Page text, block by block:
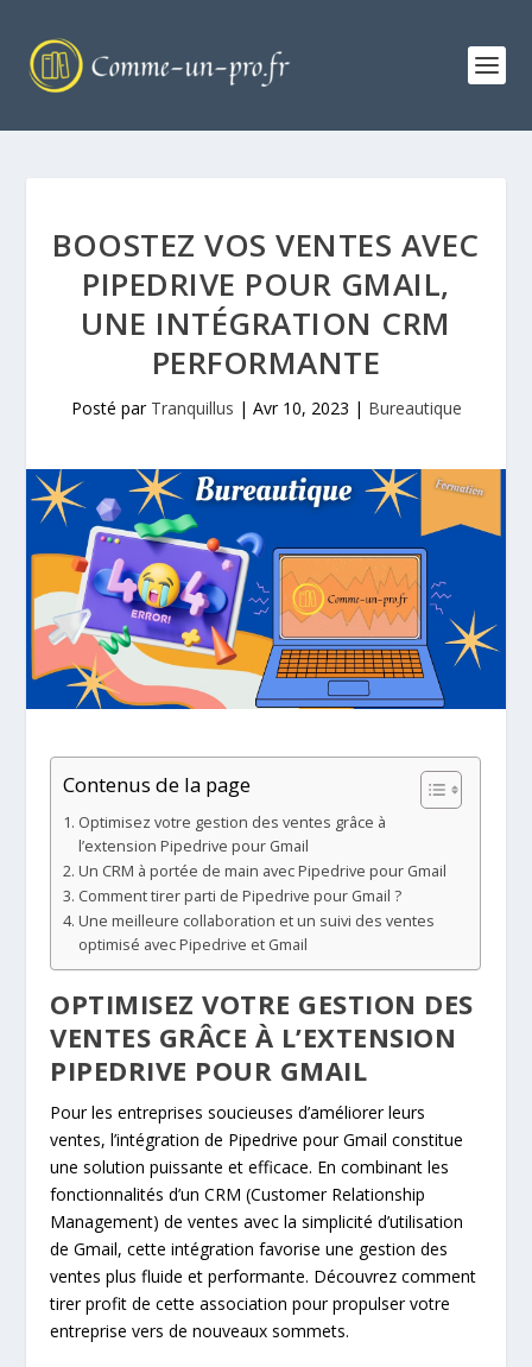
BOOSTEZ VOS VENTES AVEC
PIPEDRIVE POUR GMAIL,
UNE INTÉGRATION CRM
PERFORMANTE
Posté par Tranquillus | Avr 10, 2023 | Bureautique
Contenus de la page
Optimisez votre gestion des ventes grâce à
l’extension Pipedrive pour Gmail
Un CRM à portée de main avec Pipedrive pour Gmail
Comment tirer parti de Pipedrive pour Gmail ?
Une meilleure collaboration et un suivi des ventes
optimisé avec Pipedrive et Gmail
OPTIMISEZ VOTRE GESTION DES
VENTES GRÂCE À L’EXTENSION
PIPEDRIVE POUR GMAIL
Pour les entreprises soucieuses d’améliorer leurs
ventes, l’intégration de Pipedrive pour Gmail constitue
une solution puissante et efficace. En combinant les
fonctionnalités d’un CRM (Customer Relationship
Management) de ventes avec la simplicité d’utilisation
de Gmail, cette intégration favorise une gestion des
ventes plus fluide et performante. Découvrez comment
tirer profit de cette association pour propulser votre
entreprise vers de nouveaux sommets.